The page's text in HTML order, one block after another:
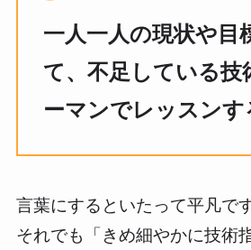
一人一人の現状や目
て、不足している技
ーマンでレッスンす
言葉にするといたって平凡で
それでも「きめ細やかに技術